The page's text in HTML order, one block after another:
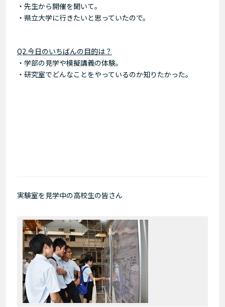
・先生から開催を聞いて。
・県立大学に行きたいと思っていたので。
Q2.今日のいちばんの目的は？
・学部の見学や模擬講義の体験。
・研究室でどんなことをやっているのか知りたかった。
実験室を見学中の高校生の皆さん